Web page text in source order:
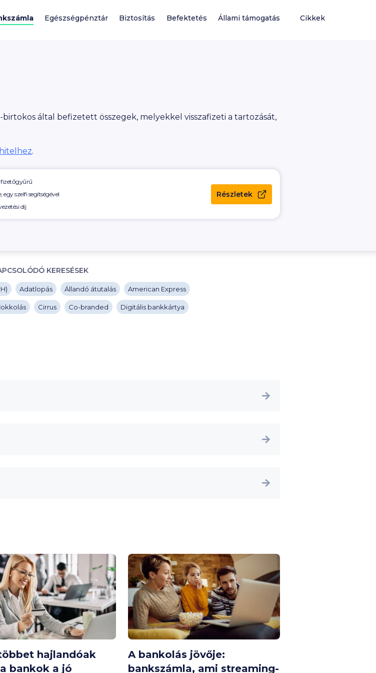
Egészségpénztár Biztosítás Befektetés Állami támogatás Cikkek
által befizetett összegek, melyekkel visszafizeti a tartozását,
.
szelfi segítségével
díj
Részletek
KERESÉSEK
Adatlopás Állandó átutalás American Express
Cirrus Co-branded Digitális bankkártya
hajlandóak
bankok a jó
A bankolás jövője:
bankszámla, ami streaming-